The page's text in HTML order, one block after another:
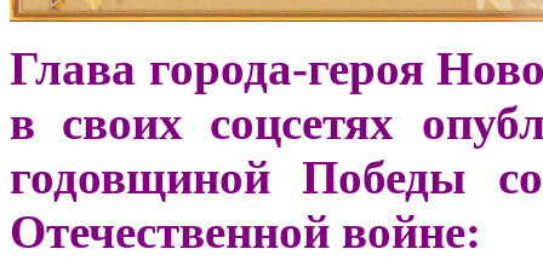
Глава города-героя
в своих соцсетях
годовщиной Победы
Отечественной войне: